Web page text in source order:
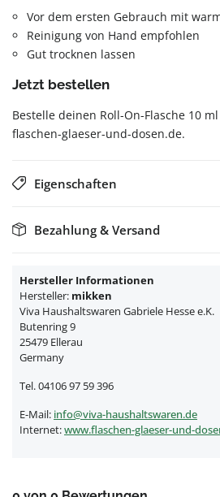
Vor dem ersten Gebrauch mit
Reinigung von Hand empfohlen
Gut trocknen lassen
Jetzt bestellen
Bestelle deinen Roll-On-Flasche 10
flaschen-glaeser-und-dosen.de.
Eigenschaften
Bezahlung & Versand
Hersteller Informationen
Hersteller: mikken
Viva Haushaltswaren Gabriele Hesse e.K.
Butenring 9
25479 Ellerau
Germany
Tel. 04106 97 59 396
E-Mail: info@viva-haushaltswaren.de
Internet:www.flaschen-glaeser-und-